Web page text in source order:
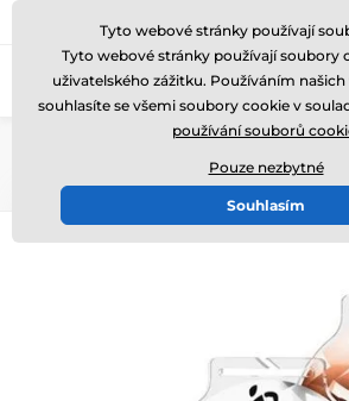
Zavolejte nám (Po-Pá 8-17)
Tyto webové stránky používají
Tyto webové stránky používají soubory
uživatelského zážitku. Používáním
souhlasíte se všemi soubory cookie v
používání souborů
Pouze nezbytné
Souhlasím